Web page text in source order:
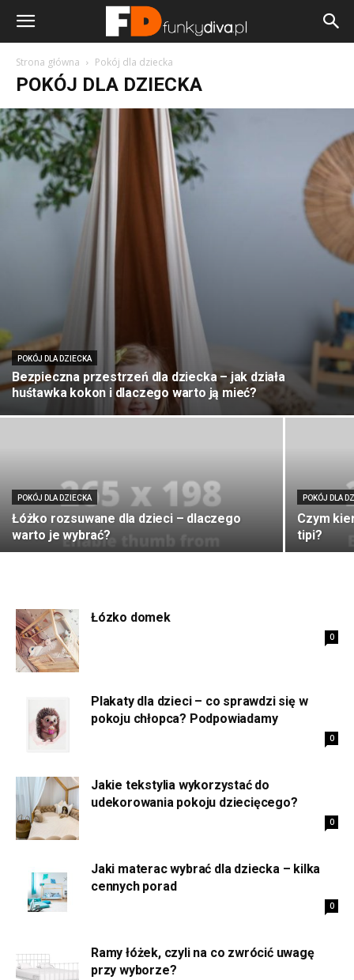
Strona główna Pokój dla dziecka
POKÓJ DLA DZIECKA
POKÓJ DLA DZIECKA
Bezpieczna przestrzeń dla dziecka – jak działa
huśtawka kokon i dlaczego warto ją mieć?
POKÓJ DLA DZIECKA
Łóżko rozsuwane dla dzieci – dlaczego
warto je wybrać?
POKÓJ DLA
Czym
tipi?
Łózko domek
0
Plakaty dla dzieci – co sprawdzi się w
pokoju chłopca? Podpowiadamy
0
Jakie tekstylia wykorzystać do
udekorowania pokoju dziecięcego?
0
Jaki materac wybrać dla dziecka – kilka
cennych porad
0
Ramy łóżek, czyli na co zwrócić uwagę
przy wyborze?